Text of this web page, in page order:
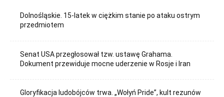
Dolnośląskie. 15-latek w ciężkim stanie po ataku ostrym
przedmiotem
Senat USA przegłosował tzw. ustawę Grahama.
Dokument przewiduje mocne uderzenie w Rosje i Iran
Gloryfikacja ludobójców trwa. „Wołyń Pride”, kult rezunów